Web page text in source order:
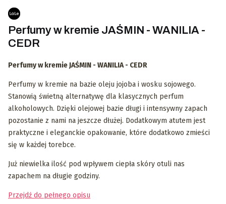
Perfumy w kremie JAŚMIN - WANILIA -
CEDR
Perfumy w kremie JAŚMIN - WANILIA - CEDR
Perfumy w kremie na bazie oleju jojoba i wosku sojowego.
Stanowią świetną alternatywę dla klasycznych perfum
alkoholowych. Dzięki olejowej bazie długi i intensywny zapach
pozostanie z nami na jeszcze dłużej. Dodatkowym atutem jest
praktyczne i eleganckie opakowanie, które dodatkowo zmieści
się w każdej torebce.
Już niewielka ilość pod wpływem ciepła skóry otuli nas
zapachem na długie godziny.
Przejdź do pełnego opisu